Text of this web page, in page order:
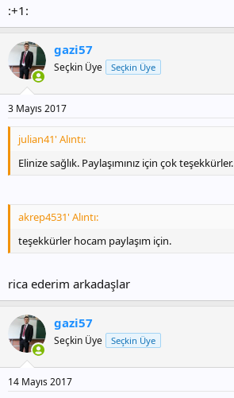
:+1:
gazi57
Seçkin Üye Seçkin Üye
3 Mayıs 2017
julian41' Alıntı:
Elinize sağlık. Paylaşımınız için çok teşekkürler.
akrep4531' Alıntı:
teşekkürler hocam paylaşım için.
rica ederim arkadaşlar
gazi57
Seçkin Üye Seçkin Üye
14 Mayıs 2017